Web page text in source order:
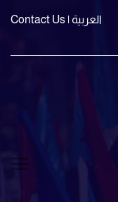
Contact Us | العربية